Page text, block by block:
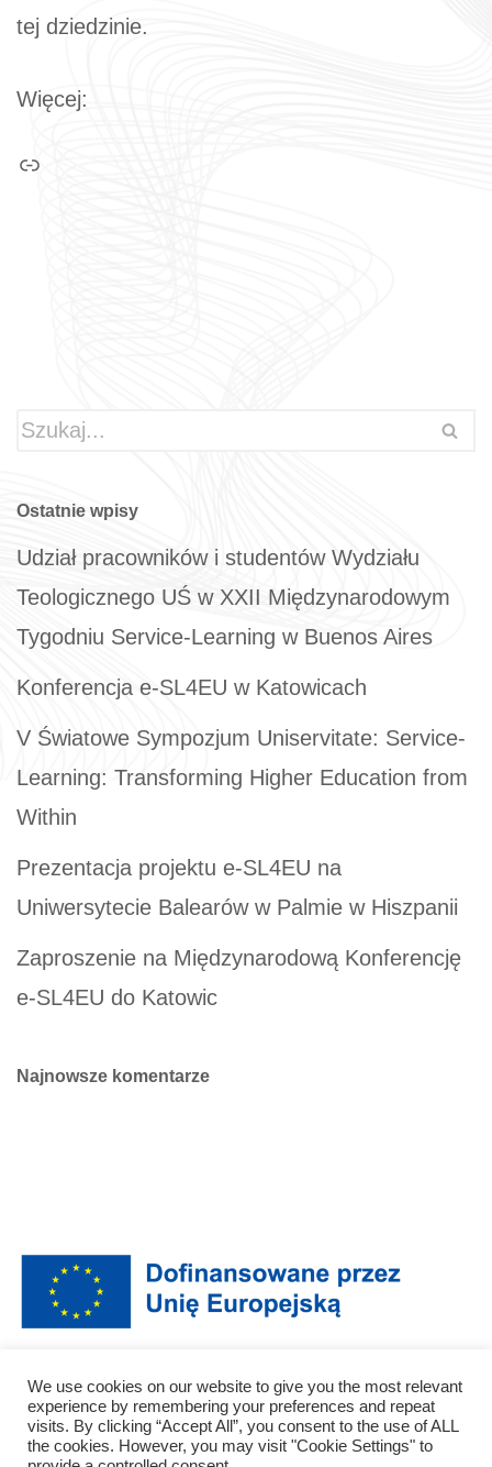
tej dziedzinie.
Więcej:
Ostatnie wpisy
Udział pracowników i studentów Wydziału
Teologicznego UŚ w XXII Międzynarodowym
Tygodniu Service-Learning w Buenos Aires
Konferencja e-SL4EU w Katowicach
V Światowe Sympozjum Uniservitate: Service-
Learning: Transforming Higher Education from
Within
Prezentacja projektu e-SL4EU na
Uniwersytecie Balearów w Palmie w Hiszpanii
Zaproszenie na Międzynarodową Konferencję
e-SL4EU do Katowic
Najnowsze komentarze
opiniami autora lub autorów i niekoniecznie odzwierciedlają poglądy i opinie
Unii Europejskiej lub Narodowej Agencji (NA). Unia Europejska ani NA nie
ponoszą za nie odpowiedzialności.
We use cookies on our website to give you the most relevant
experience by remembering your preferences and repeat
visits. By clicking “Accept All”, you consent to the use of ALL
the cookies. However, you may visit "Cookie Settings" to